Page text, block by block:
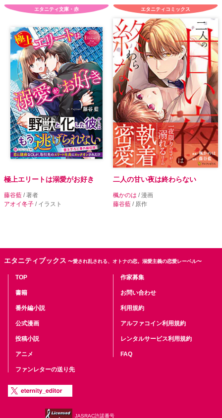
エタニティ文庫・赤
極上エリートは溺愛がお好き
藤谷藍 / 著者
アオイ冬子 / イラスト
エタニティコミックス
二人の甘い夜は終わらない
楓かのは / 漫画
藤谷藍 / 原作
エタニティブックス 〜愛され乱される、オトナの恋。溺愛主義の恋愛レーベル〜
TOP
書籍
番外編小説
公式漫画
投稿小説
アニメ
ファンレターの送り先
作家募集
お問い合わせ
利用規約
アルファコイン利用規約
レンタルサービス利用規約
FAQ
JASRAC許諾番号